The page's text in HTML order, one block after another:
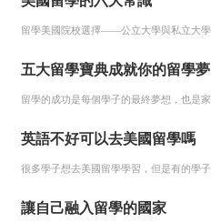
五大留學寶典成就你的留學夢
英語不好可以去美國留學嗎
讓自己融入留學的國家